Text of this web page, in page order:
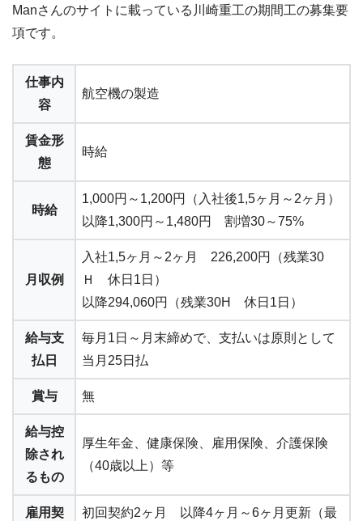
Manさんのサイトに載っている川崎重工の期間工の募集要
項です。
仕事内
容
航空機の製造
賃金形
態
時給
時給
1,000円～1,200円（入社後1,5ヶ月～2ヶ月）
以降1,300円～1,480円 割増30～75%
月収例
入社1,5ヶ月～2ヶ月 226,200円（残業30
Ｈ 休日1日）
以降294,060円（残業30H 休日1日）
給与支
払日
毎月1日～月末締めで、支払いは原則として
当月25日払
賞与 無
給与控
除され
るもの
厚生年金、健康保険、雇用保険、介護保険
（40歳以上）等
雇用契
初回契約2ヶ月 以降4ヶ月～6ヶ月更新（最